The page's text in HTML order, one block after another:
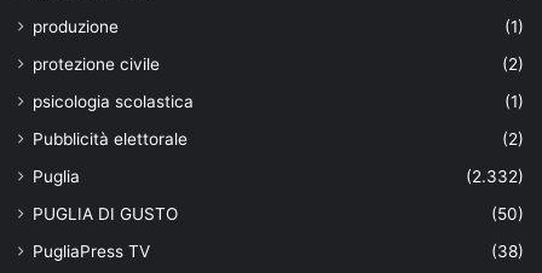
produzione
(1)
protezione civile
(2)
psicologia scolastica
(1)
Pubblicità elettorale
(2)
Puglia
(2.332)
PUGLIA DI GUSTO
(50)
PugliaPress TV
(38)